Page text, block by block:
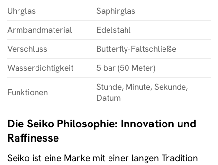
Uhrglas
Saphirglas
Armbandmaterial
Edelstahl
Verschluss
Butterfly-Faltschließe
Wasserdichtigkeit
5 bar (50 Meter)
Funktionen
Stunde, Minute, Sekunde,
Datum
Die Seiko Philosophie: Innovation und
Raffinesse
Seiko ist eine Marke mit einer langen Tradition